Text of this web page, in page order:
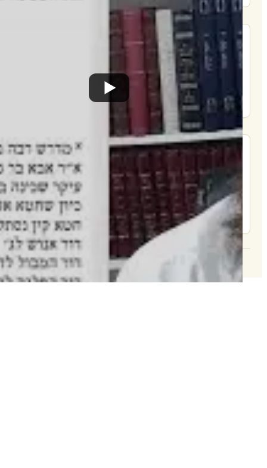
תרומה
תמכו בהמשך הפצת שיעורים ותכנים
Donate
מצא אותנו בעוד מקומות
צור קשר